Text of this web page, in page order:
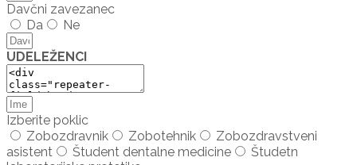
Davčni zavezanec
Da
Ne
UDELEŽENCI
Izberite poklic
Zobozdravnik
Zobotehnik
Zobozdravstveni
asistent
Študent dentalne medicine
Študetn